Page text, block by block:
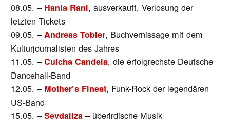
08.05. – Hania Rani, ausverkauft, Verlosung der
letzten Tickets
09.05. –Andreas Tobler, Buchvernissage mit dem
Kulturjournalisten des Jahres
11.05. –Culcha Candela, die erfolgrechste Deutsche
Dancehall-Band
12.05. – Mother’s Finest, Funk-Rock der legendären
US-Band
15.05. –Sevdaliza – überirdische Musik